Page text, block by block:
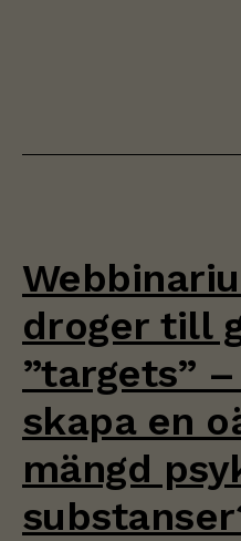
droger till
”targets”
skapa en
mängd